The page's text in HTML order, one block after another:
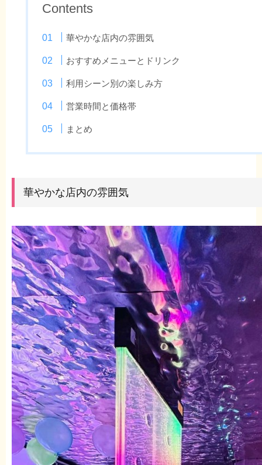
Contents
華やかな店内の雰囲気
おすすめメニューとドリンク
利用シーン別の楽しみ方
営業時間と価格帯
まとめ
華やかな店内の雰囲気